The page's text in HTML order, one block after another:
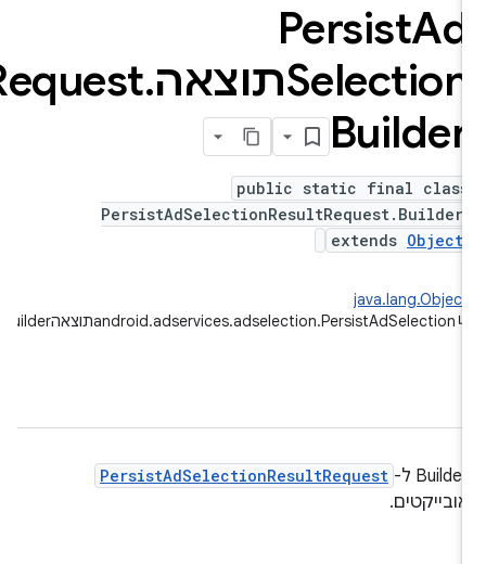
PersistAd
SelectionתוצאהRequest
.
Builder
public static final class
PersistAdSelectionResultRequest.Builder
extendsObject
java.lang.Object
android.adservices.adselection.PersistAdSelectionתוצאהRequest.Builder
Builder ל- PersistAdSelectionResultRequest
אובייקטים.